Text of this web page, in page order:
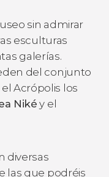
sin admirar
esculturas
galerías.
del conjunto
Acrópolis los
Nikéy el
diversas
las que podréis